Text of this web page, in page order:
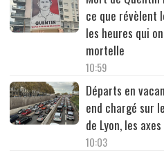
ce que révèlent
les heures qui
mortelle
10:59
Départs en
end chargé sur
de Lyon, les
10:03